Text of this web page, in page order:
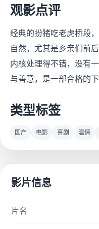
观影点评
经典的扮猪吃老虎桥段
自然，尤其是乡亲们前
内核处理得不错，没有
与善意，是一部合格的下
类型标签
国产 电影 喜剧 温情
影片信息
片名